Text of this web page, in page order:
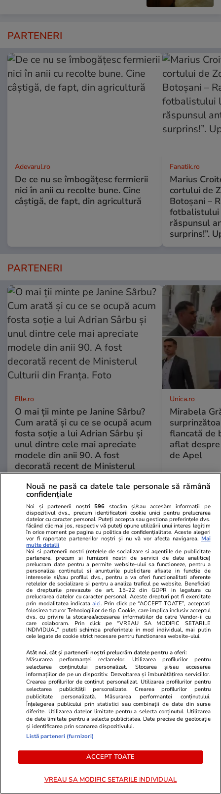
PARTENERI
Adevarul.ro
De ce nu se îmbogățesc fermierii
nici în anii cu recolte bune. Cine
câștigă, de fapt, din agricultură
Fanatik.ro
Marius
cortului de
Botoșani –
răspunsul
surprins!”.
PARTENERI
Elle.ro
O mai ții minte pe Janine Sârbu?
Cum arată și cu ce se ocupă acum
fosta soție a lui Adrian Sârbu și
unul dintre cele mai apreciate
modele din anii 90. A fost
decorată recent de Ministerul
Culturii din Franța. Foto
Unica.ro
Mirabela
flancată de
aflat
de Apel
MONDEN
Exclusiv
Stiri Mondene 27 iul.
Cum a ajuns Dragoș Bucur să
joace în două seriale la Pro TV:
„Propunerile au venit simultan”
Stiri Mondene 27 iul.
Ce a pățit Cătălin Zmărăndescu
în vacanța din Turcia: „La ora 7
dimineața simt o prezență
seama ce se întâmplă”
Nouă ne pasă ca datele tale personale să rămână
confidențiale
Noi și partenerii noștri 596 stocăm și/sau accesăm informații pe
dispozitivul dvs., precum identificatorii cookie unici pentru prelucrarea
datelor cu caracter personal. Puteți accepta sau gestiona preferințele dvs.
făcând clic mai jos, respectiv vă puteți opune utilizării unui interes legitim
în orice moment pe pagina cu politica de confidențialitate. Aceste alegeri
vor fi raportate partenerilor noștri și nu vă vor afecta navigarea. Mai
multe detalii
Noi si partenerii nostri (retelele de socializare si agentiile de publicitate
partenere, precum si furnizorii nostri de servicii de date analitice)
prelucram date pentru a permite website-ului sa functioneze, pentru a
personaliza continutul si anunturile publicitare afisate in functie de
interesele si/sau profilul dvs., pentru a va oferi functionalitati aferente
retelelor de socializare si pentru a analiza traficul pe website. Beneficiati
de drepturile prevazute de art. 15-22 din GDPR in legatura cu
prelucrarea datelor cu caracter personal. Aceste drepturi pot fi exercitate
prin modalitatea indicataaici. Prin click pe “ACCEPT TOATE”, acceptati
folosirea tuturor Tehnologiilor de tip Cookie, care implica inclusiv acceptul
dvs. cu privire la stocarea/accesarea informatiilor de catre Vendor-ii cu
care colaboram. Prin click pe “VREAU SA MODIFIC SETARILE
INDIVIDUAL” puteti schimba preferintele in mod individual, mai putin
cele legate de cookie strict necesare pentru functionarea website-ului.
Atât noi, cât și partenerii noștri prelucrăm datele pentru a oferi:
Măsurarea performanței reclamelor. Utilizarea profilurilor pentru
selectarea conținutului personalizat. Stocarea și/sau accesarea
informațiilor de pe un dispozitiv. Dezvoltarea și îmbunătățirea serviciilor.
Crearea profilurilor de conținut personalizat. Utilizarea profilurilor pentru
selectarea publicității personalizate. Crearea profilurilor pentru
publicitate personalizată. Măsurarea performanței conținutului.
Înțelegerea publicului prin statistici sau combinații de date din surse
diferite. Utilizarea datelor limitate pentru a selecta conținutul. Utilizarea
de date limitate pentru a selecta publicitatea. Date precise de geolocație
și identificarea prin scanarea dispozitivului.
Listă parteneri (furnizori)
ACCEPT TOATE
VREAU SA MODIFIC SETARILE INDIVIDUAL